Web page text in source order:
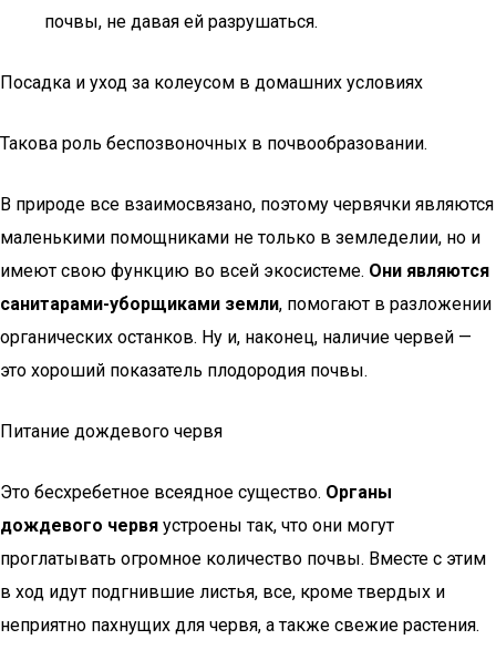
почвы, не давая ей разрушаться.
Посадка и уход за колеусом в домашних условиях
Такова роль беспозвоночных в почвообразовании.
В природе все взаимосвязано, поэтому червячки являются
маленькими помощниками не только в земледелии, но и
имеют свою функцию во всей экосистеме. Они являются
санитарами-уборщиками земли, помогают в разложении
органических останков. Ну и, наконец, наличие червей —
это хороший показатель плодородия почвы.
Питание дождевого червя
Это бесхребетное всеядное существо. Органы
дождевого червя устроены так, что они могут
проглатывать огромное количество почвы. Вместе с этим
в ход идут подгнившие листья, все, кроме твердых и
неприятно пахнущих для червя, а также свежие растения.